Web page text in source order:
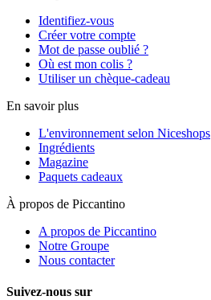
Identifiez-vous
Créer votre compte
Mot de passe oublié ?
Où est mon colis ?
Utiliser un chèque-cadeau
En savoir plus
L'environnement selon Niceshops
Ingrédients
Magazine
Paquets cadeaux
À propos de Piccantino
A propos de Piccantino
Notre Groupe
Nous contacter
Suivez-nous sur